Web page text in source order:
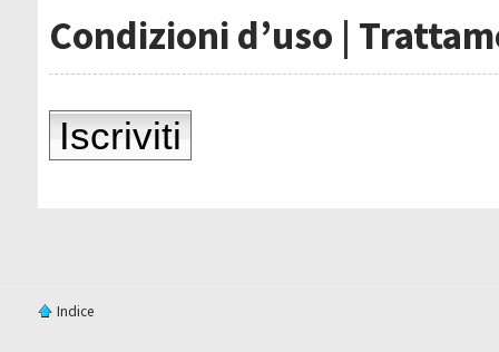
Condizioni d’uso |
Iscriviti
Indice